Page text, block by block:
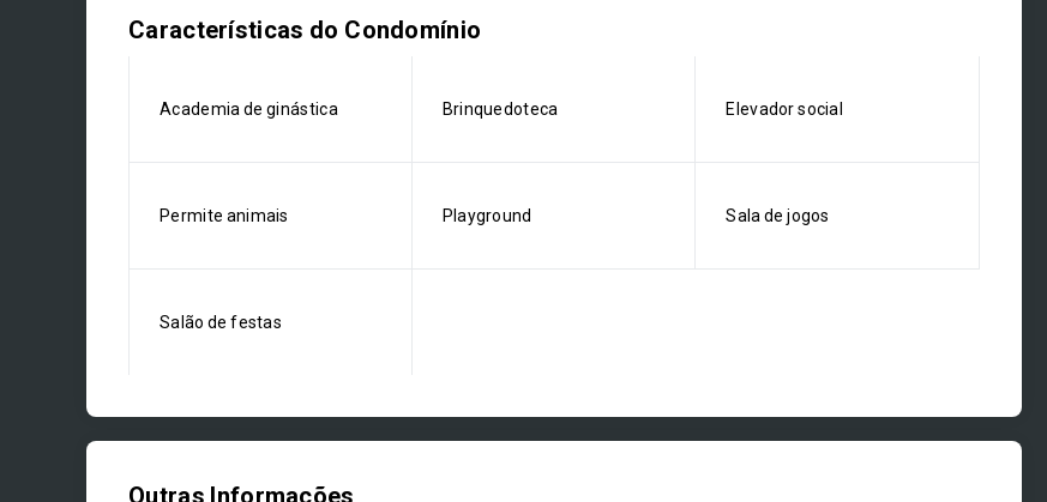
Características do Condomínio
Academia de ginástica Brinquedoteca Elevador social
Permite animais Playground Sala de jogos
Salão de festas